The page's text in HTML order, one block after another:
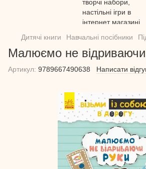
Дитячі книги Навчальні посібники
Малюємо не відриваючи
Артикул: 9789667490638 Написати